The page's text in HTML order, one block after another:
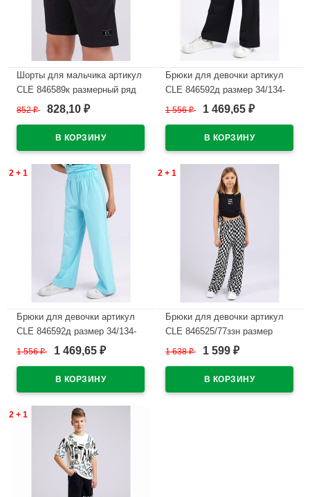
Шорты для мальчика артикул
CLE 846589к размерный ряд
34/134-42/158 цвет черный
852₽ 828,10 ₽
Брюки для девочки артикул
CLE 846592д размер 34/134-
42/158 цвет черный
1 556₽ 1 469,65 ₽
2 + 1
Брюки для девочки артикул
CLE 846592д размер 34/134-
42/158 цвет голубой
1 556₽ 1 469,65 ₽
2 + 1
Брюки для девочки артикул
CLE 846525/77ззн размер
34/134-42/158 цвет черный
1 638₽ 1 599 ₽
2 + 1